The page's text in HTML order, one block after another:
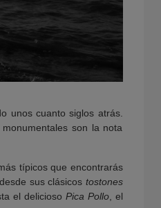
unos cuanto siglos atrás.
son la nota
típicos que encontrarás
sus clásicos tostones
el delicioso Pica Pollo, el